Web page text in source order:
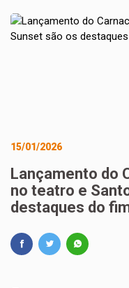
15/01/2026
Lançamento do
no teatro e
destaques do